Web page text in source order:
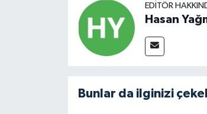
EDITÖR
Hasan
Bunlar da ilginizi